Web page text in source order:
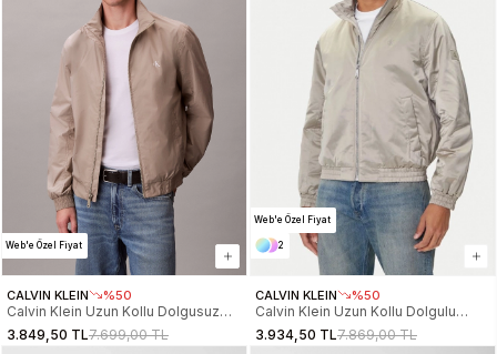
Web'e Özel Fiyat
CALVIN KLEIN %50
Calvin Klein Uzun Kollu Dolgusuz
Naylon Harrington Erkek Kahve
Ceket LV04RF520G-RAK
3.849,50 TL7.699,00 TL
Web'e Özel Fiyat
2
CALVIN KLEIN %50
Calvin Klein Uzun Kollu Dolgulu
Harrington Erkek Gri Ceket
LV04RC516G-RAK
3.934,50 TL7.869,00 TL